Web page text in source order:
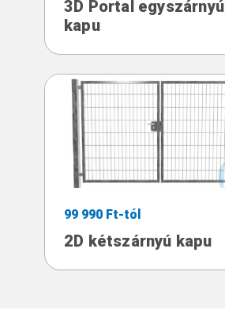
3D Portal egyszárnyú
kapu
99 990 Ft-tól
2D kétszárnyú kapu